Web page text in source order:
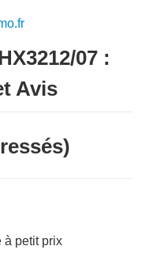
07 :
Avis
à petit prix